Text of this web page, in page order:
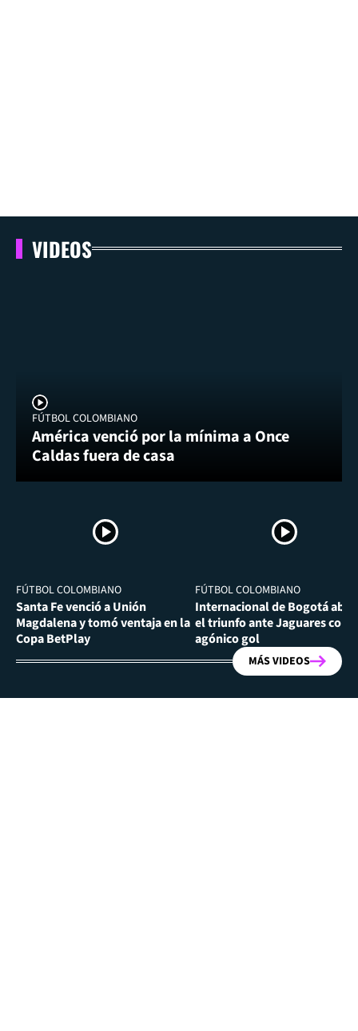
VIDEOS
FÚTBOL COLOMBIANO
América venció por la mínima a Once
Caldas fuera de casa
FÚTBOL COLOMBIANO
Santa Fe venció a Unión
Magdalena y tomó ventaja en la
Copa BetPlay
FÚTBOL COLOMBIANO
Internacional de Bogotá
el triunfo ante Jaguares con
agónico gol
MÁS VIDEOS